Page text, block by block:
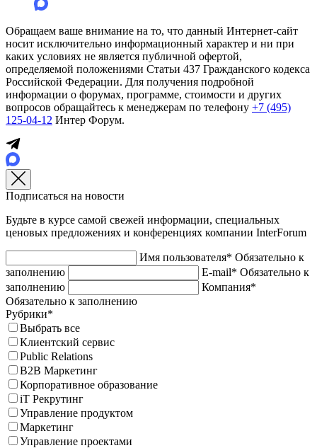
Обращаем ваше внимание на то, что данный Интернет-сайт
носит исключительно информационный характер и ни при
каких условиях не является публичной офертой,
определяемой положениями Статьи 437 Гражданского кодекса
Российской Федерации. Для получения подробной
информации о форумах, программе, стоимости и других
вопросов обращайтесь к менеджерам по телефону +7 (495)
125-04-12 Интер Форум.
Подписаться на новости
Будьте в курсе самой свежей информации, специальных
ценовых предложениях и конференциях компании InterForum
Имя пользователя* Обязательно к
заполнению
E-mail* Обязательно к
заполнению
Компания*
Обязательно к заполнению
Рубрики*
Выбрать все
Клиентский сервис
Public Relations
B2B Маркетинг
Корпоративное образование
iT Рекрутинг
Управление продуктом
Маркетинг
Управление проектами